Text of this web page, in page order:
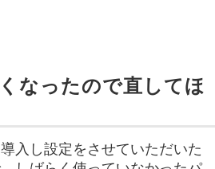
なったので直してほ
入し設定をさせていただいた